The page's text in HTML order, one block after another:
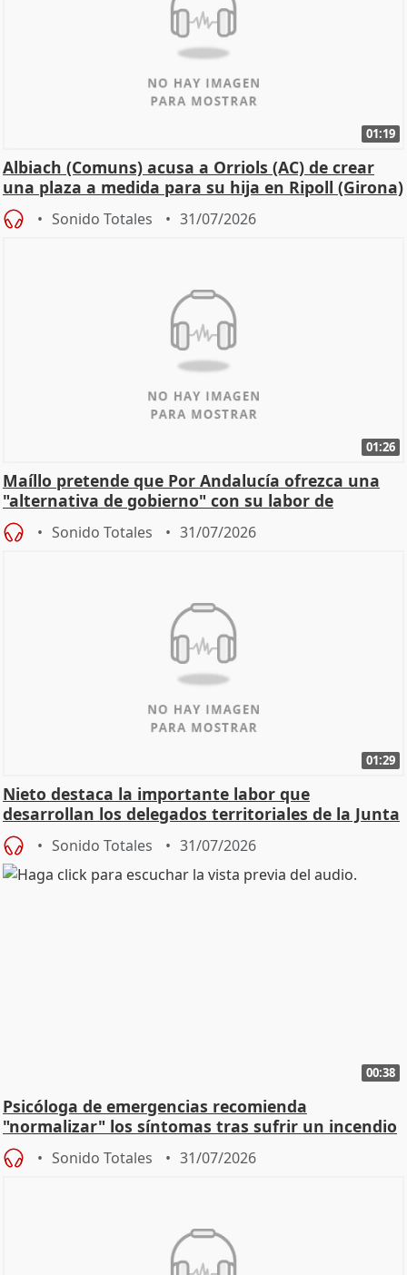
01:19
Albiach (Comuns) acusa a Orriols (AC) de crear
una plaza a medida para su hija en Ripoll (Girona)
Sonido Totales 31/07/2026
01:26
Maíllo pretende que Por Andalucía ofrezca una
"alternativa de gobierno" con su labor de
oposición
Sonido Totales 31/07/2026
01:29
Nieto destaca la importante labor que
desarrollan los delegados territoriales de la Junta
Sonido Totales 31/07/2026
00:38
Psicóloga de emergencias recomienda
"normalizar" los síntomas tras sufrir un incendio
Sonido Totales 31/07/2026